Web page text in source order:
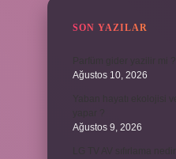
SON YAZILAR
Ağustos 10, 2026
Ağustos 9, 2026